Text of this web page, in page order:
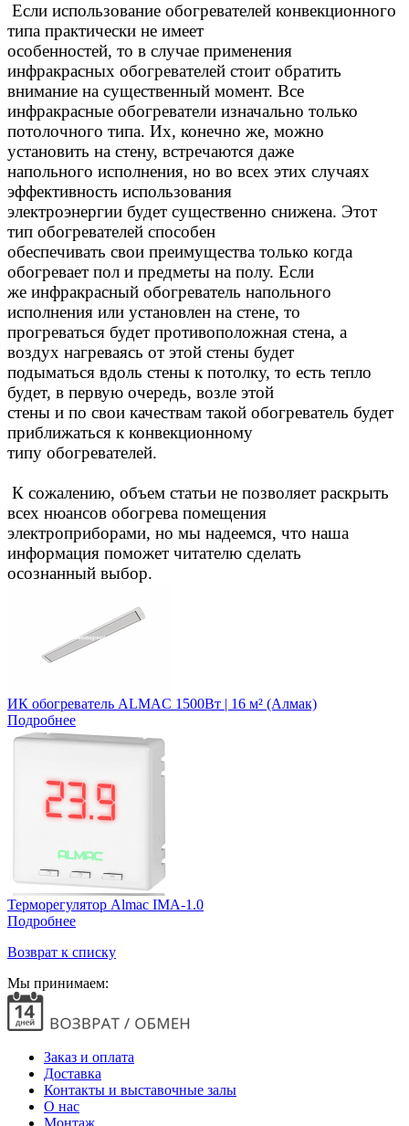
Если использование обогревателей конвекционного
типа практически не имеет
особенностей, то в случае применения
инфракрасных обогревателей стоит обратить
внимание на существенный момент. Все
инфракрасные обогреватели изначально только
потолочного типа. Их, конечно же, можно
установить на стену, встречаются даже
напольного исполнения, но во всех этих случаях
эффективность использования
электроэнергии будет существенно снижена. Этот
тип обогревателей способен
обеспечивать свои преимущества только когда
обогревает пол и предметы на полу. Если
же инфракрасный обогреватель напольного
исполнения или установлен на стене, то
прогреваться будет противоположная стена, а
воздух нагреваясь от этой стены будет
подыматься вдоль стены к потолку, то есть тепло
будет, в первую очередь, возле этой
стены и по свои качествам такой обогреватель будет
приближаться к конвекционному
типу обогревателей.
К сожалению, объем статьи не позволяет раскрыть
всех нюансов обогрева помещения
электроприборами, но мы надеемся, что наша
информация поможет читателю сделать
осознанный выбор.
ИК обогреватель ALMAC 1500Вт | 16 м² (Алмак)
Подробнее
Терморегулятор Almac IMA-1.0
Подробнее
Возврат к списку
Мы принимаем:
Заказ и оплата
Доставка
Контакты и выставочные залы
О нас